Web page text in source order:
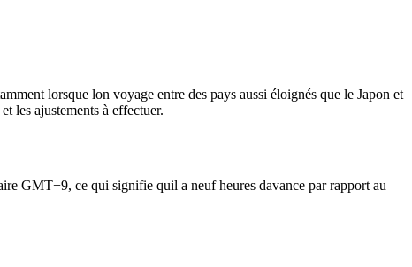
lorsque lon voyage entre des pays aussi éloignés que le Japon et
les ajustements à effectuer.
GMT+9, ce qui signifie quil a neuf heures davance par rapport au